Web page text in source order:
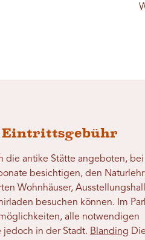
die antike Stätte angeboten,
besichtigen, den
Wohnhäuser,
besuchen können. Im
alle notwendigen
jedoch in der Stadt. Blanding Die